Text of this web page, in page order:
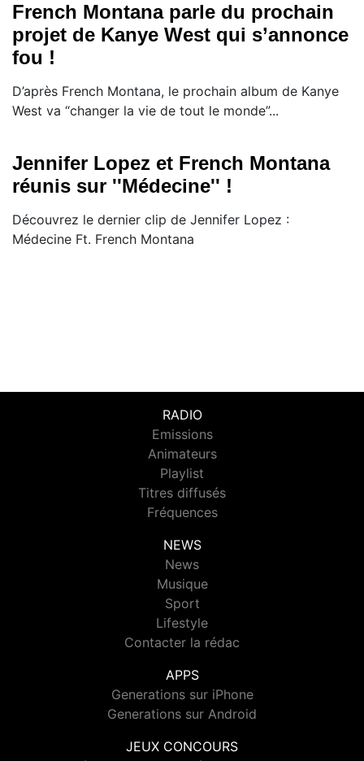
French Montana parle du prochain
projet de Kanye West qui s’annonce
fou !
D’après French Montana, le prochain album de Kanye
West va “changer la vie de tout le monde”...
Jennifer Lopez et French Montana
réunis sur ''Médecine'' !
Découvrez le dernier clip de Jennifer Lopez :
Médecine Ft. French Montana
RADIO
Emissions
Animateurs
Playlist
Titres diffusés
Fréquences
NEWS
News
Musique
Sport
Lifestyle
Contacter la rédac
APPS
Generations sur iPhone
Generations sur Android
JEUX CONCOURS